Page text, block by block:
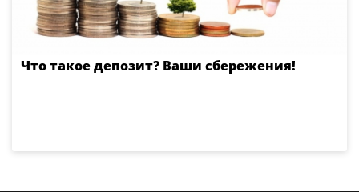
Что такое депозит? Ваши сбережения!